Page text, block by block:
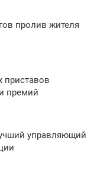
пролив жителя
приставов
премий
управляющий